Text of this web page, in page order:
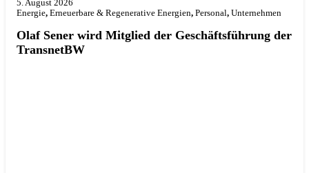
5. August 2026
Energie, Erneuerbare & Regenerative Energien, Personal, Unternehmen
Olaf Sener wird Mitglied der Geschäftsführung der
TransnetBW